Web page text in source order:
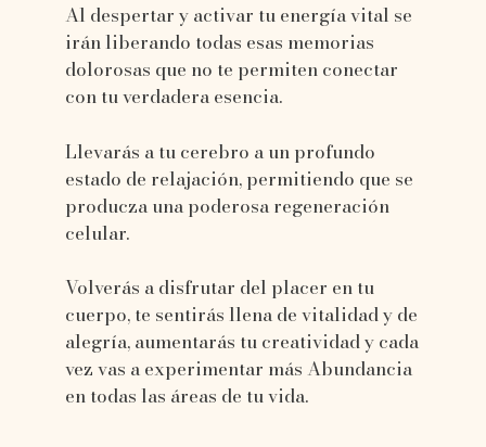
Al despertar y activar tu energía vital se
irán liberando todas esas memorias
dolorosas que no te permiten conectar
con tu verdadera esencia.
Llevarás a tu cerebro a un profundo
estado de relajación, permitiendo que se
producza una poderosa regeneración
celular.
Volverás a disfrutar del placer en tu
cuerpo, te sentirás llena de vitalidad y de
alegría, aumentarás tu creatividad y cada
vez vas a experimentar más Abundancia
en todas las áreas de tu vida.